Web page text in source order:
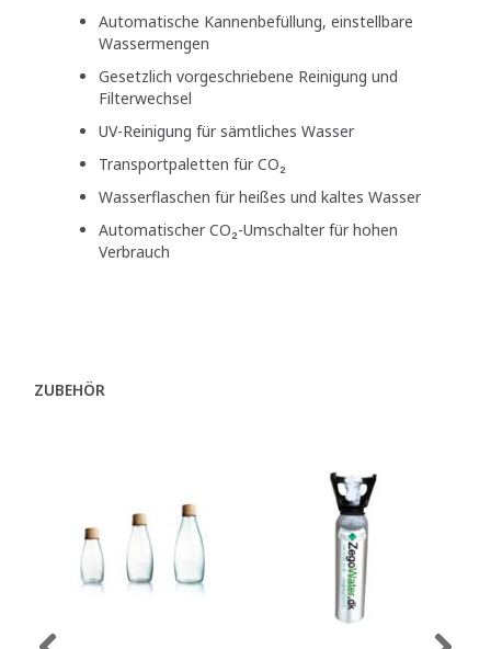
Automatische Kannenbefüllung, einstellbare
Wassermengen
Gesetzlich vorgeschriebene Reinigung und
Filterwechsel
UV-Reinigung für sämtliches Wasser
Transportpaletten für CO₂
Wasserflaschen für heißes und kaltes Wasser
Automatischer CO₂-Umschalter für hohen
Verbrauch
ZUBEHÖR